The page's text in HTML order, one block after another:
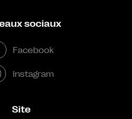
sociaux
Facebook
Instagram
Site